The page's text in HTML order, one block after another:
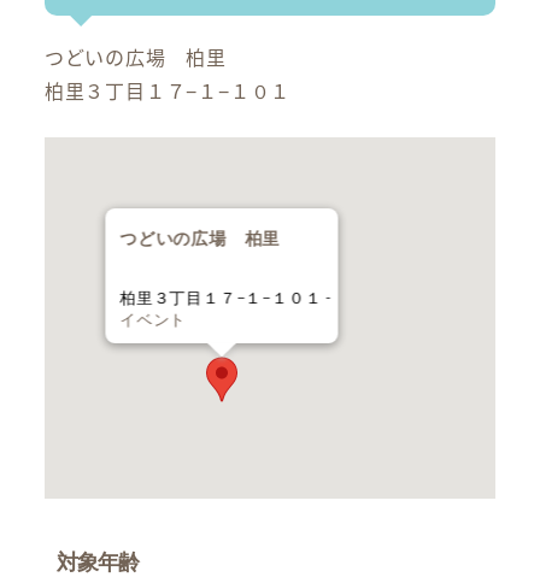
つどいの広場 柏里
柏里３丁目１７−１−１０１
つどいの広場 柏里
柏里３丁目１７−１−１０１ -
イベント
対象年齢